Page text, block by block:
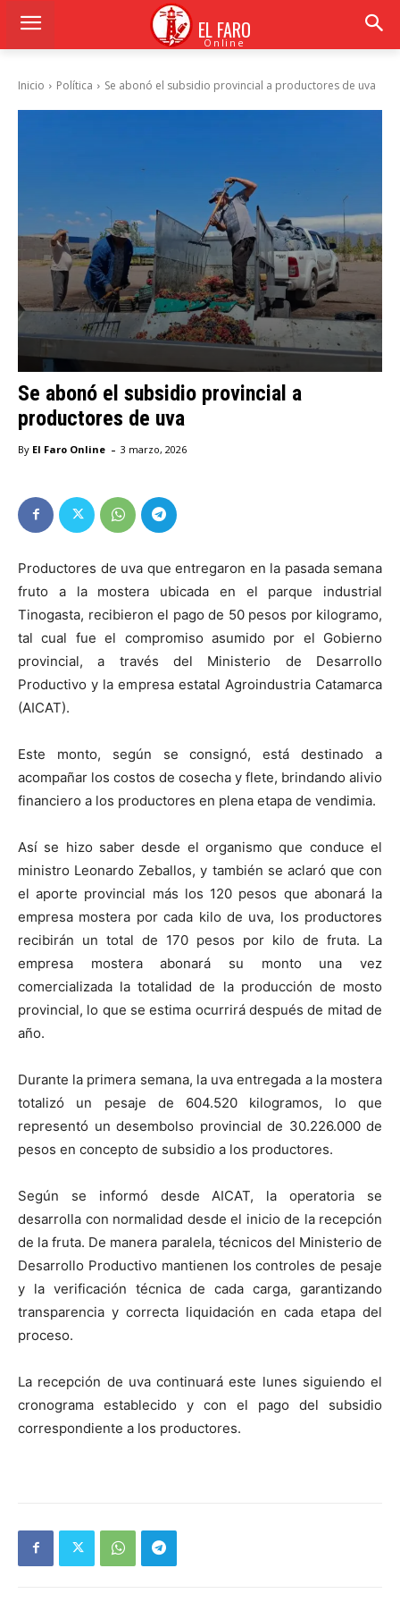
EL FARO
Online
Inicio Política Se abonó el subsidio provincial a productores de uva
Se abonó el subsidio provincial a
productores de uva
By El Faro Online - 3 marzo, 2026
Productores de uva que entregaron en la pasada semana
fruto a la mostera ubicada en el parque industrial
Tinogasta, recibieron el pago de 50 pesos por kilogramo,
tal cual fue el compromiso asumido por el Gobierno
provincial, a través del Ministerio de Desarrollo
Productivo y la empresa estatal Agroindustria Catamarca
(AICAT).
Este monto, según se consignó, está destinado a
acompañar los costos de cosecha y flete, brindando alivio
financiero a los productores en plena etapa de vendimia.
Así se hizo saber desde el organismo que conduce el
ministro Leonardo Zeballos, y también se aclaró que con
el aporte provincial más los 120 pesos que abonará la
empresa mostera por cada kilo de uva, los productores
recibirán un total de 170 pesos por kilo de fruta. La
empresa mostera abonará su monto una vez
comercializada la totalidad de la producción de mosto
provincial, lo que se estima ocurrirá después de mitad de
año.
Durante la primera semana, la uva entregada a la mostera
totalizó un pesaje de 604.520 kilogramos, lo que
representó un desembolso provincial de 30.226.000 de
pesos en concepto de subsidio a los productores.
Según se informó desde AICAT, la operatoria se
desarrolla con normalidad desde el inicio de la recepción
de la fruta. De manera paralela, técnicos del Ministerio de
Desarrollo Productivo mantienen los controles de pesaje
y la verificación técnica de cada carga, garantizando
transparencia y correcta liquidación en cada etapa del
proceso.
La recepción de uva continuará este lunes siguiendo el
cronograma establecido y con el pago del subsidio
correspondiente a los productores.